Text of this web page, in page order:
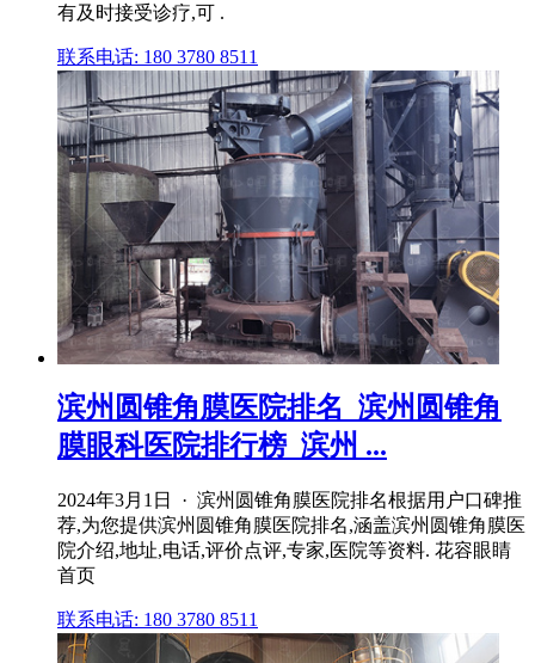
有及时接受诊疗,可 .
联系电话: 180 3780 8511
滨州圆锥角膜医院排名_滨州圆锥角
膜眼科医院排行榜_滨州 ...
2024年3月1日 · 滨州圆锥角膜医院排名根据用户口碑推
荐,为您提供滨州圆锥角膜医院排名,涵盖滨州圆锥角膜医
院介绍,地址,电话,评价点评,专家,医院等资料. 花容眼睛
首页
联系电话: 180 3780 8511